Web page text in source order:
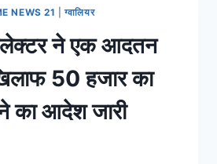
NEWS 21 |ग्वालियर
ने एक आदतन
50 हजार का
का आदेश जारी